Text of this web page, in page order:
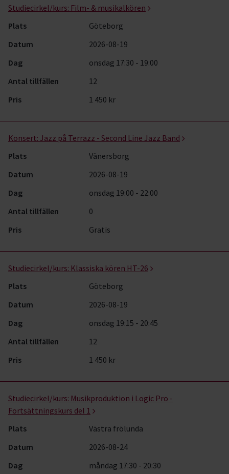
Studiecirkel/kurs: Film- & musikalkören
Plats
Göteborg
Datum
2026-08-19
Dag
onsdag 17:30 - 19:00
Antal tillfällen
12
Pris
1 450 kr
Konsert: Jazz på Terrazz - Second Line Jazz Band
Plats
Vänersborg
Datum
2026-08-19
Dag
onsdag 19:00 - 22:00
Antal tillfällen
0
Pris
Gratis
Studiecirkel/kurs: Klassiska kören HT-26
Plats
Göteborg
Datum
2026-08-19
Dag
onsdag 19:15 - 20:45
Antal tillfällen
12
Pris
1 450 kr
Studiecirkel/kurs: Musikproduktion i Logic Pro -
Fortsättningskurs del 1
Plats
Västra frölunda
Datum
2026-08-24
Dag
måndag 17:30 - 20:30